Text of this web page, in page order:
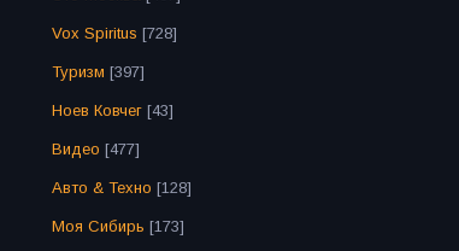
Vox Spiritus [728]
Туризм [397]
Ноев Ковчег [43]
Видео [477]
Авто & Техно [128]
Моя Сибирь [173]